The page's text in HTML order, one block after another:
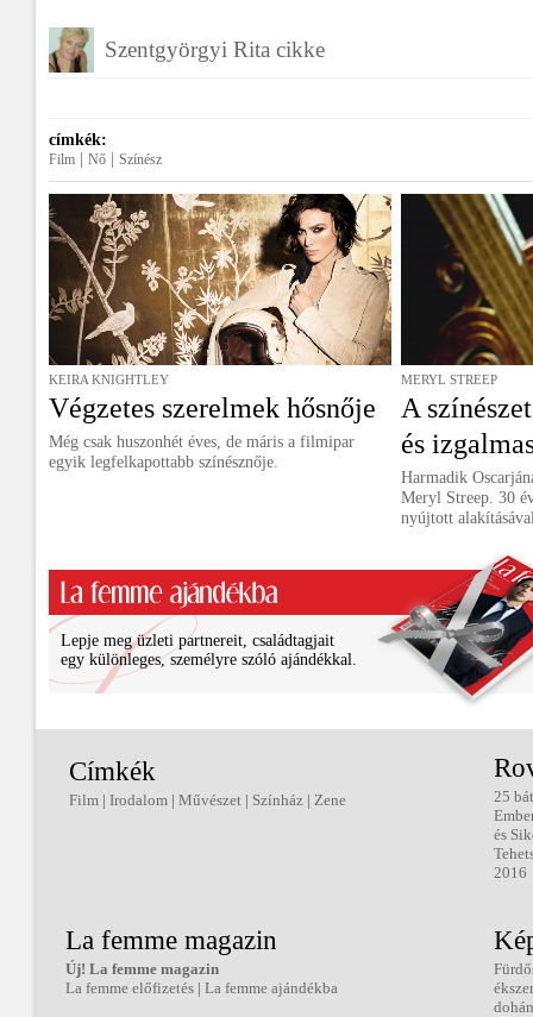
Szentgyörgyi Rita cikke
címkék:
Film Nő Színész
KEIRA KNIGHTLEY
Végzetes szerelmek hősnője
Még csak huszonhét éves, de máris a filmipar
egyik legfelkapottabb színésznője.
MERYL STREEP
A
és
Harmadik
Meryl Streep. 30
nyújtott
Lepje meg üzleti partnereit, családtagjait
egy különleges, személyre szóló ajándékkal.
Címkék
Film | Irodalom | Művészet | Színház | Zene
25
és
2016
La femme magazin
Új! La femme magazin
La femme előfizetés | La femme ajándékba